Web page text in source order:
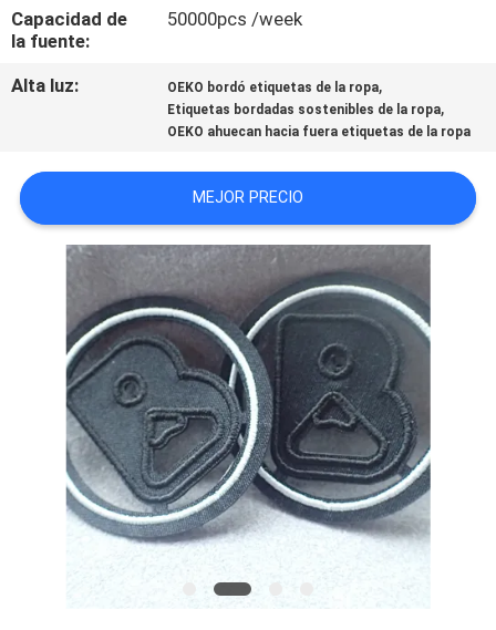
CONTACTO
CON
CITA
MAPA
SITIO
PRIVACY
POLICY
Capacidad de
la fuente:
50000pcs /week
Alta luz: OEKO bordó etiquetas de la ropa,
Etiquetas bordadas sostenibles de la ropa,
OEKO ahuecan hacia fuera etiquetas de la ropa
MEJOR PRECIO